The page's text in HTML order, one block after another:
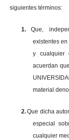
siguientes términos:
1.
Que,
existentes
y cualquier
acuerdan
material
2.Que dicha
especial
cualquier